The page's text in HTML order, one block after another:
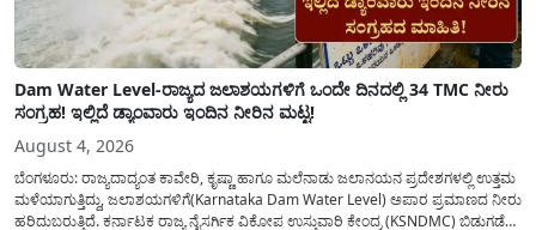
Dam Water Level-ರಾಜ್ಯದ ಜಲಾಶಯಗಳಿಗೆ ಒಂದೇ ದಿನದಲ್ಲಿ 34 TMC ನೀರು
ಸಂಗ್ರಹ! ಇಲ್ಲಿದೆ ಡ್ಯಾಂವಾರು ಇಂದಿನ ನೀರಿನ ಮಟ್ಟ!
August 4, 2026
ಬೆಂಗಳೂರು: ರಾಜ್ಯದಾದ್ಯಂತ ಕಾವೇರಿ, ಕೃಷ್ಣಾ ಹಾಗೂ ಮಲೆನಾಡು ಜಲಾನಯನ ಪ್ರದೇಶಗಳಲ್ಲಿ ಉತ್ತಮ
ಮಳೆಯಾಗುತ್ತಿದ್ದು, ಜಲಾಶಯಗಳಿಗೆ(Karnataka Dam Water Level) ಅಪಾರ ಪ್ರಮಾಣದ ನೀರು
ಹರಿದುಬರುತ್ತಿದೆ. ಕರ್ನಾಟಕ ರಾಜ್ಯ ನೈಸರ್ಗಿಕ ವಿಕೋಪ ಉಸ್ತುವಾರಿ ಕೇಂದ್ರ (KSNDMC) ಬಿಡುಗಡೆ